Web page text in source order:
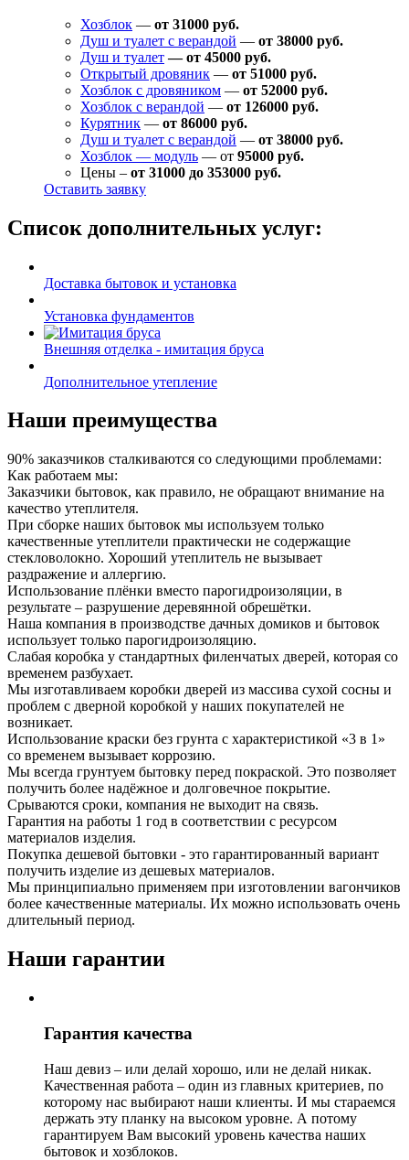
Хозблок — от 31000 руб.
Душ и туалет с верандой — от 38000 руб.
Душ и туалет— от 45000 руб.
Открытый дровяник — от 51000 руб.
Хозблок с дровяником — от 52000 руб.
Хозблок с верандой — от 126000 руб.
Курятник — от 86000 руб.
Душ и туалет с верандой — от 38000 руб.
Хозблок — модуль — от 95000 руб.
Цены – от 31000 до 353000 руб.
Оставить заявку
Список дополнительных услуг:
Доставка бытовок и установка
Установка фундаментов
Внешняя отделка - имитация бруса
Дополнительное утепление
Наши преимущества
90% заказчиков сталкиваются со следующими проблемами:
Как работаем мы:
Заказчики бытовок, как правило, не обращают внимание на
качество утеплителя.
При сборке наших бытовок мы используем только
качественные утеплители практически не содержащие
стекловолокно. Хороший утеплитель не вызывает
раздражение и аллергию.
Использование плёнки вместо парогидроизоляции, в
результате – разрушение деревянной обрешётки.
Наша компания в производстве дачных домиков и бытовок
использует только парогидроизоляцию.
Слабая коробка у стандартных филенчатых дверей, которая со
временем разбухает.
Мы изготавливаем коробки дверей из массива сухой сосны и
проблем с дверной коробкой у наших покупателей не
возникает.
Использование краски без грунта с характеристикой «3 в 1»
со временем вызывает коррозию.
Мы всегда грунтуем бытовку перед покраской. Это позволяет
получить более надёжное и долговечное покрытие.
Срываются сроки, компания не выходит на связь.
Гарантия на работы 1 год в соответствии с ресурсом
материалов изделия.
Покупка дешевой бытовки - это гарантированный вариант
получить изделие из дешевых материалов.
Мы принципиально применяем при изготовлении вагончиков
более качественные материалы. Их можно использовать очень
длительный период.
Наши гарантии
Гарантия качества
Наш девиз – или делай хорошо, или не делай никак.
Качественная работа – один из главных критериев, по
которому нас выбирают наши клиенты. И мы стараемся
держать эту планку на высоком уровне. А потому
гарантируем Вам высокий уровень качества наших
бытовок и хозблоков.